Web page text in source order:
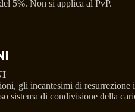
5%. Non si applica al PvP.
gli incantesimi di resurrezione
sistema di condivisione della